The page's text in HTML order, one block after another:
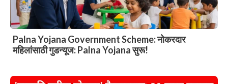
Palna Yojana Government Scheme: नोकरदार
महिलांसाठी गुडन्यूज: Palna Yojana सुरू!